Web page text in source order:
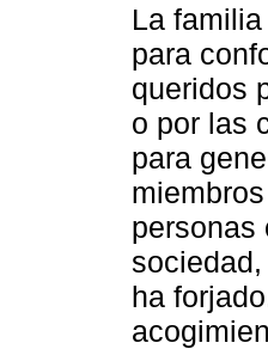
La
para
queridos
o por las
para
personas
ha